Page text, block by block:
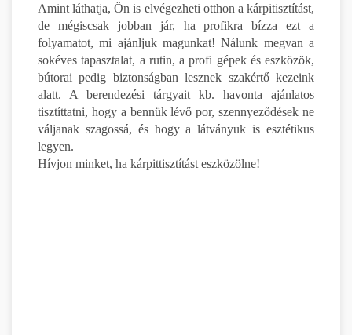
Amint láthatja, Ön is elvégezheti otthon a kárpitisztítást,
de mégiscsak jobban jár, ha profikra bízza ezt a
folyamatot, mi ajánljuk magunkat! Nálunk megvan a
sokéves tapasztalat, a rutin, a profi gépek és eszközök,
bútorai pedig biztonságban lesznek szakértő kezeink
alatt. A berendezési tárgyait kb. havonta ajánlatos
tisztíttatni, hogy a bennük lévő por, szennyeződések ne
váljanak szagossá, és hogy a látványuk is esztétikus
legyen.
Hívjon minket, ha kárpittisztítást eszközölne!